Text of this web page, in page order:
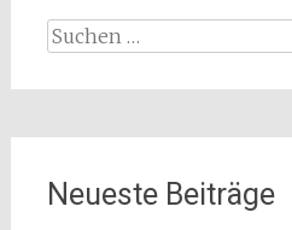
Suchen
nach:
Neueste Beiträge